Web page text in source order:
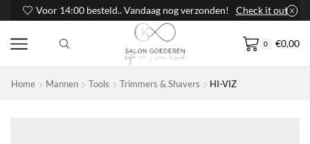
Voor 14:00 besteld.. Vandaag nog verzonden! Check it out
0 €0,00
Home Mannen Tools Trimmers & Shavers HI-VIZ